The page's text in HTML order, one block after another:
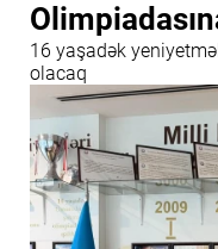
16 yaşadək
olacaq